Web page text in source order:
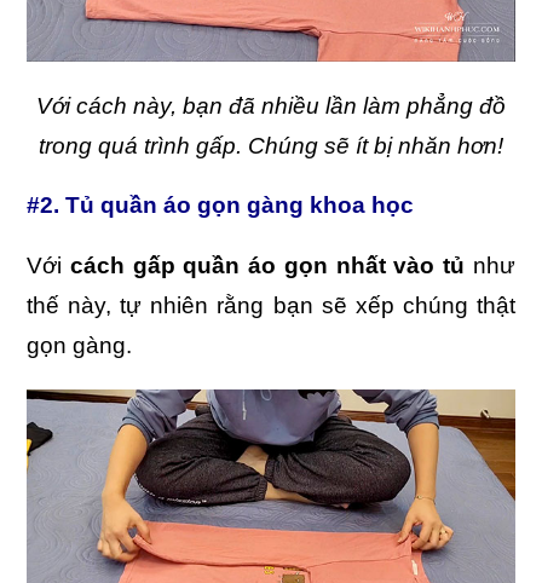
Với cách này, bạn đã nhiều lần làm phẳng đồ
trong quá trình gấp. Chúng sẽ ít bị nhăn hơn!
#2. Tủ quần áo gọn gàng khoa học
Vớicách gấp quần áo gọn nhất vào tủ như
thế này, tự nhiên rằng bạn sẽ xếp chúng thật
gọn gàng.